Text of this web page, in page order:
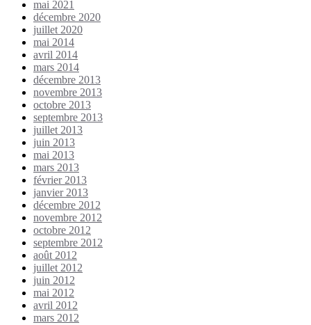
mai 2021
décembre 2020
juillet 2020
mai 2014
avril 2014
mars 2014
décembre 2013
novembre 2013
octobre 2013
septembre 2013
juillet 2013
juin 2013
mai 2013
mars 2013
février 2013
janvier 2013
décembre 2012
novembre 2012
octobre 2012
septembre 2012
août 2012
juillet 2012
juin 2012
mai 2012
avril 2012
mars 2012